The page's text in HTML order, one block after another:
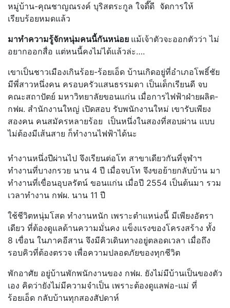
หมู่บ้าน-คุณชาญณรงค์ บุริสตระกูล ใจดี๊ดี จัดการให้
เรียบร้อยหมดแล้ว
มาทำความรู้จักหนุ่มคนนี้กันหน่อย แม้เจ้าตัวจะออกตัวว่า ไม่
อยากออกสื่อ แต่หนนี้คงไม่ได้แล้วล่ะ….
เขาเป็นชาวเมืองเกินร้อย-ร้อยเอ็ด บ้านเกิดอยู่ที่อำเภอโพธิ์ชัย
มีพี่สาวหนึ่งคน ครอบครัวแสนธรรมดา เป็นเด็กเรียนดี จบ
คณะสถาปัตย์ มหาวิทยาลัยขอนแก่น เมื่อการไฟฟ้าฝ่ายผลิต-
กฟผ. สำนักงานใหญ่ เปิดสอบ รับพนักงานใหม่ เขารับเพียง
สองคน คนสมัครหลายร้อย เป็นหนึ่งในสองที่สอบผ่าน แบบ
ไม่ต้องมีเส้นสาย ก็ทำงานไฟฟ้าได้นะ
ทำงานหนึ่งปีผ่านไป จึงเรียนต่อโท สาขาเดียวกันที่จุฬาฯ
ทำงานที่บางกรวย นาน 4 ปี เมื่อจบโท จึงขอย้ายกลับบ้าน มา
ทำงานที่เขื่อนอุบลรัตน์ ขอนแก่น เมื่อปี 2554 เป็นต้นมา รวม
เวลาทำงาน กฟผ. นาน 11 ปี
ใช้ชีวิตหนุ่มโสด ทำงานหนัก เพราะตำแหน่งนี้ มีเพียงอัตรา
เดียว ที่ต้องดูแลด้านความมั่นคง แข็งแรงของโครงสร้าง ทั้ง
8 เขื่อน ในภาคอีสาน จึงมีคิวเดินทางอยู่ตลอดเวลา เมื่อถึง
รอบคิวที่ต้องตรวจ เพื่อความปลอดภัยของทุกชีวิต
พักอาศัย อยู่บ้านพักพนักงานของ กฟผ. ยังไม่มีบ้านเป็นของตัว
เอง คิดว่ายังไม่มีความจำเป็น เพราะต้องดูแลพ่อ-แม่ ที่
ร้อยเอ็ด กลับบ้านทุกสองสัปดาห์